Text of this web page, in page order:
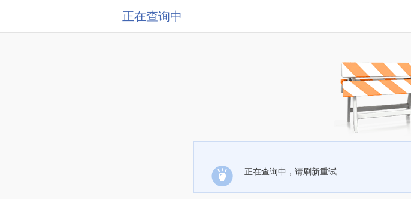
正在查询中
正在查询中，请刷新重试